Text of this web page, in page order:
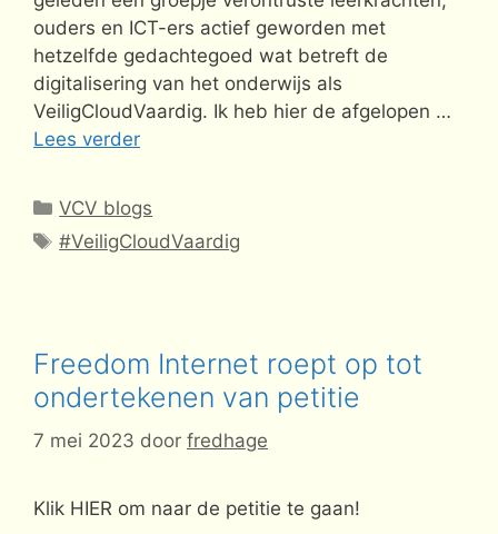
ouders en ICT-ers actief geworden met
hetzelfde gedachtegoed wat betreft de
digitalisering van het onderwijs als
VeiligCloudVaardig. Ik heb hier de afgelopen …
Lees verder
Categorieën
VCV blogs
Tags
#VeiligCloudVaardig
Freedom Internet roept op tot
ondertekenen van petitie
7 mei 2023 door fredhage
Klik HIER om naar de petitie te gaan!